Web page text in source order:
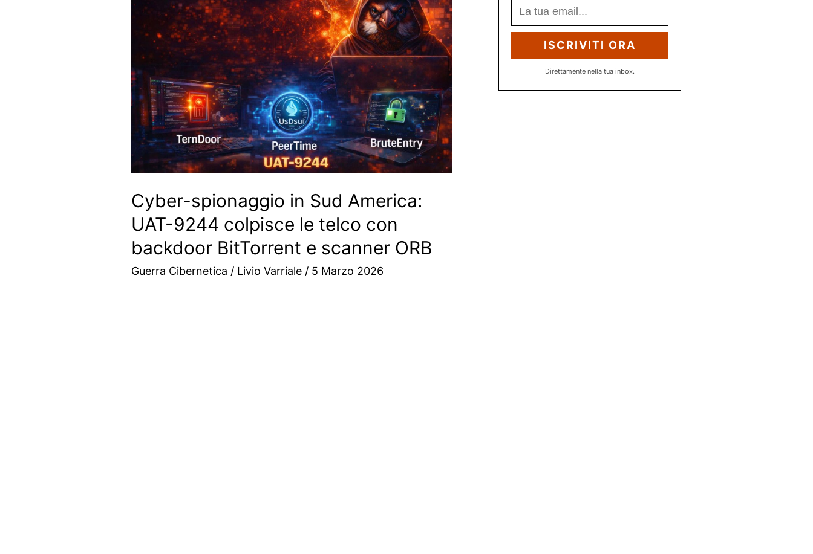
Cyber-spionaggio in Sud America:
UAT-9244 colpisce le telco con
backdoor BitTorrent e scanner ORB
Guerra Cibernetica / Livio Varriale / 5 Marzo 2026
ISCRIVITI ORA
Direttamente nella tua inbox.